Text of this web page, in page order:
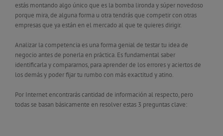
estás montando algo único que es la bomba lironda y súper novedoso
porque mira, de alguna forma u otra tendrás que competir con otras
empresas que ya están en el mercado al que te quieres dirigir.
Analizar la competencia es una forma genial de testar tu idea de
negocio antes de ponerla en práctica. Es fundamental saber
identificarla y compararnos, para aprender de los errores y aciertos de
los demás y poder fijar tu rumbo con más exactitud y atino.
Por Internet encontrarás cantidad de información al respecto, pero
todas se basan básicamente en resolver estas 3 preguntas clave: